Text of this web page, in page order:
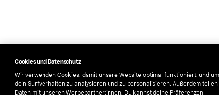
Cookies und Datenschutz
Wir verwenden Cookies, damit unsere Website optimal funktioniert, und um
dein Surfverhalten zu analysieren und zu personalisieren. Außerdem teilen
Daten mit unseren Werbepartner:innen. Du kannst deine Präferenzen